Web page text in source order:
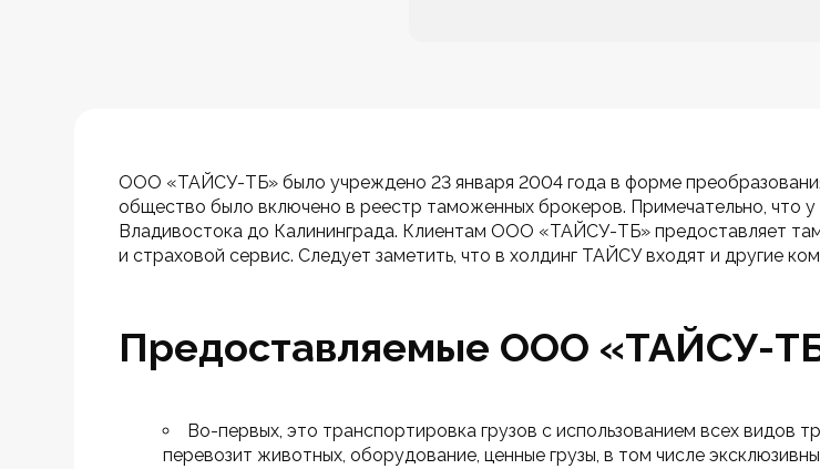
ООО «ТАЙСУ-ТБ» было учреждено 23 января 2004 года в форме
общество было включено в реестр таможенных брокеров. Примечательно, что у
Владивостока до Калининграда. Клиентам ООО «ТАЙСУ-ТБ» предоставляет
и страховой сервис. Следует заметить, что в холдинг ТАЙСУ входят и другие
Предоставляемые ООО «ТАЙСУ-
Во-первых, это транспортировка грузов с использованием всех видов
перевозит животных, оборудование, ценные грузы, в том числе